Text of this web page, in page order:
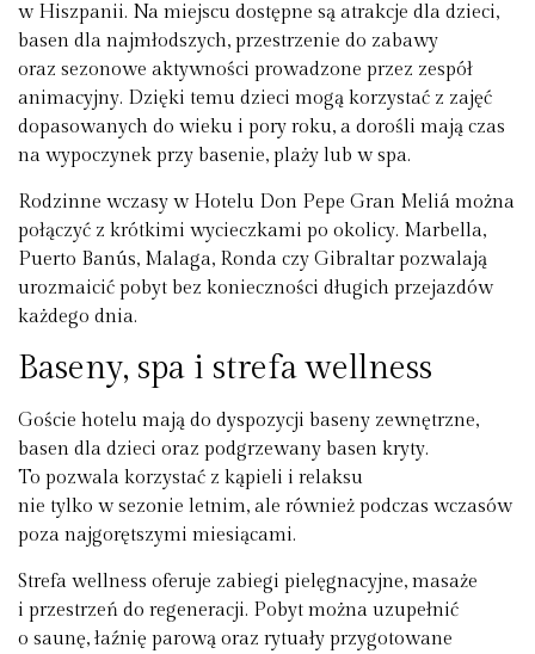
w Hiszpanii. Na miejscu dostępne są atrakcje dla dzieci,
basen dla najmłodszych, przestrzenie do zabawy
oraz sezonowe aktywności prowadzone przez zespół
animacyjny. Dzięki temu dzieci mogą korzystać z zajęć
dopasowanych do wieku i pory roku, a dorośli mają czas
na wypoczynek przy basenie, plaży lub w spa.
Rodzinne wczasy w Hotelu Don Pepe Gran Meliá można
połączyć z krótkimi wycieczkami po okolicy. Marbella,
Puerto Banús, Malaga, Ronda czy Gibraltar pozwalają
urozmaicić pobyt bez konieczności długich przejazdów
każdego dnia.
Baseny, spa i strefa wellness
Goście hotelu mają do dyspozycji baseny zewnętrzne,
basen dla dzieci oraz podgrzewany basen kryty.
To pozwala korzystać z kąpieli i relaksu
nie tylko w sezonie letnim, ale również podczas wczasów
poza najgorętszymi miesiącami.
Strefa wellness oferuje zabiegi pielęgnacyjne, masaże
i przestrzeń do regeneracji. Pobyt można uzupełnić
o saunę, łaźnię parową oraz rytuały przygotowane